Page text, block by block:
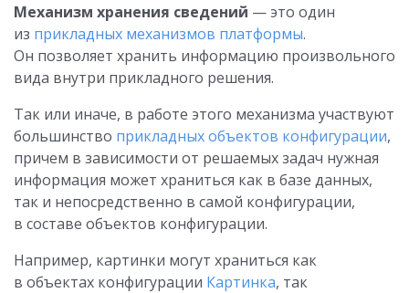
Механизм хранения сведений — это один
из прикладных механизмов платформы.
Он позволяет хранить информацию произвольного
вида внутри прикладного решения.
Так или иначе, в работе этого механизма участвуют
большинство прикладных объектов конфигурации,
причем в зависимости от решаемых задач нужная
информация может храниться как в базе данных,
так и непосредственно в самой конфигурации,
в составе объектов конфигурации.
Например, картинки могут храниться как
в объектах конфигурации Картинка, так